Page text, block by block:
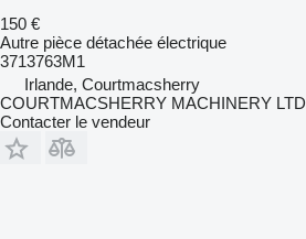
150 €
Autre pièce détachée électrique
3713763M1
Irlande, Courtmacsherry
COURTMACSHERRY MACHINERY LTD
Contacter le vendeur